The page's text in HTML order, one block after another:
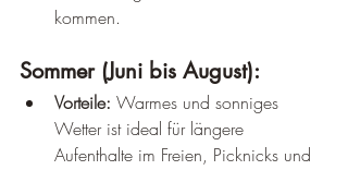
kommen.
Sommer (Juni bis August):
Vorteile: Warmes und sonniges
Wetter ist ideal für längere
Aufenthalte im Freien, Picknicks und